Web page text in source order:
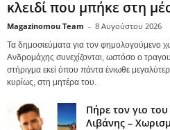
κλειδί που μπήκε στη
Magazinomou Team - 8 Αυγούστου 2026
Τα δημοσιεύματα για τον φημολογούμενο
Ανδρομάχης συνεχίζονται, ωστόσο ο
στήριγμα εκεί όπου πάντα ένιωθε
κυρίως, στη μητέρα του.
Πήρε τον γιο
Λιβάνης –